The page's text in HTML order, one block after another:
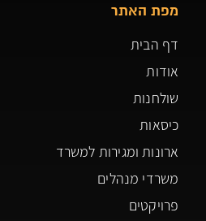
מפת האתר
דף הבית
אודות
שולחנות
כיסאות
ארונות ומגירות למשרד
משרדי מנהלים
פרויקטים